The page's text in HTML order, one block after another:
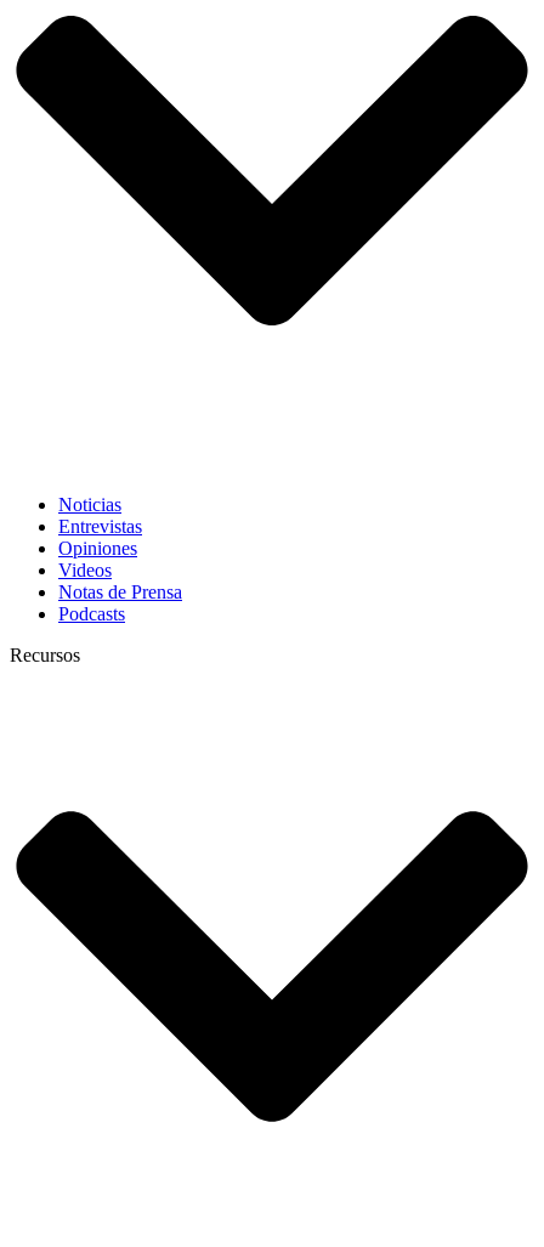
Noticias
Entrevistas
Opiniones
Videos
Notas de Prensa
Podcasts
Recursos